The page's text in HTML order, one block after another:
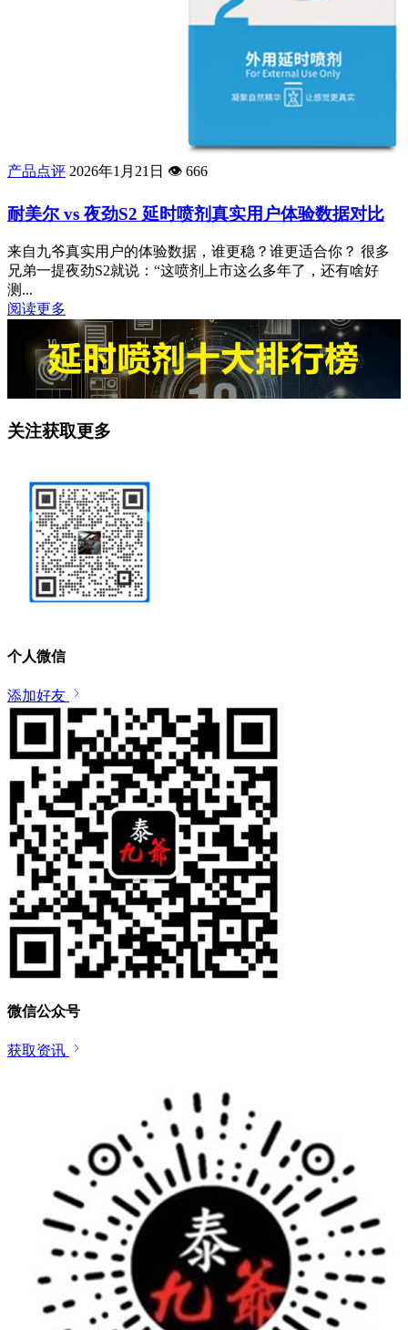
产品点评 2026年1月21日 👁️ 666
耐美尔 vs 夜劲S2 延时喷剂真实用户体验数据对比
来自九爷真实用户的体验数据，谁更稳？谁更适合你？ 很多
兄弟一提夜劲S2就说：“这喷剂上市这么多年了，还有啥好
测...
阅读更多
关注获取更多
个人微信
添加好友
微信公众号
获取资讯